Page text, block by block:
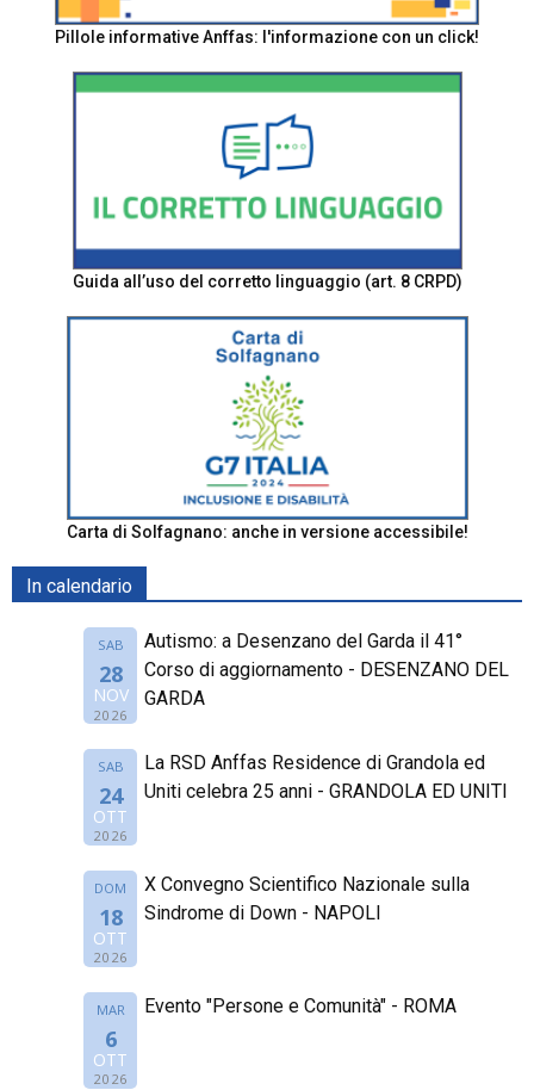
Pillole informative Anffas: l'informazione con un click!
Guida all’uso del corretto linguaggio (art. 8 CRPD)
Carta di Solfagnano: anche in versione accessibile!
In calendario
SAB
28
NOV
2026
Autismo: a Desenzano del Garda il 41°
Corso di aggiornamento - DESENZANO DEL
GARDA
SAB
24
OTT
2026
La RSD Anffas Residence di Grandola ed
Uniti celebra 25 anni - GRANDOLA ED UNITI
DOM
18
OTT
2026
X Convegno Scientifico Nazionale sulla
Sindrome di Down - NAPOLI
MAR
6
OTT
2026
Evento "Persone e Comunità" - ROMA